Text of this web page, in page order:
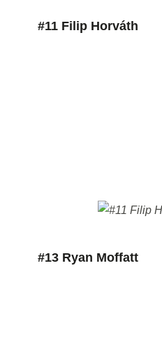
#11 Filip Horváth
#13 Ryan Moffatt